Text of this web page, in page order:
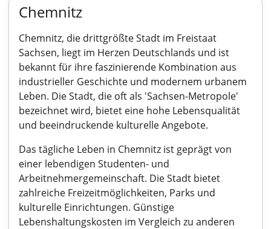
Chemnitz
Chemnitz, die drittgrößte Stadt im Freistaat
Sachsen, liegt im Herzen Deutschlands und ist
bekannt für ihre faszinierende Kombination aus
industrieller Geschichte und modernem urbanem
Leben. Die Stadt, die oft als 'Sachsen-Metropole'
bezeichnet wird, bietet eine hohe Lebensqualität
und beeindruckende kulturelle Angebote.
Das tägliche Leben in Chemnitz ist geprägt von
einer lebendigen Studenten- und
Arbeitnehmergemeinschaft. Die Stadt bietet
zahlreiche Freizeitmöglichkeiten, Parks und
kulturelle Einrichtungen. Günstige
Lebenshaltungskosten im Vergleich zu anderen